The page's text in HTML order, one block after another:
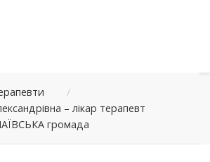
/
– лікар терапевт
громада